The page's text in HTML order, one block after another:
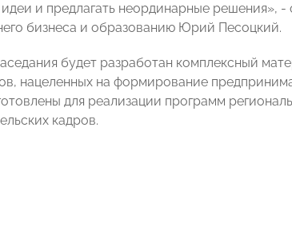
и предлагать неординарные решения»,
бизнеса и образованию Юрий Песоцкий.
будет разработан комплексный
нацеленных на формирование
для реализации программ
кадров.